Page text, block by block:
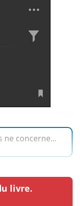
ne concerne...
livre.